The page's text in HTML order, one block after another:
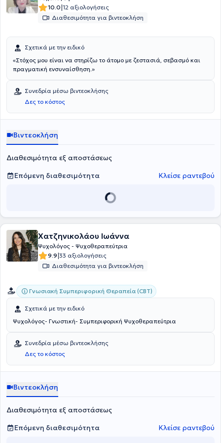
10.0|12 αξιολογήσεις
Διαθεσιμότητα για βιντεοκλήση
Σχετικά με την ειδικό
«Στόχος μου είναι να στηρίζω το άτομο με ζεστασιά, σεβασμό και
πραγματική ενσυναίσθηση.»
Συνεδρία μέσω βιντεοκλήσης
Δες το κόστος
Βιντεοκλήση
Διαθεσιμότητα εξ αποστάσεως
Επόμενη διαθεσιμότητα
Κλείσε ραντεβού
Χατζηνικολάου Ιωάννα
Ψυχολόγος - Ψυχοθεραπεύτρια
9.9|33 αξιολογήσεις
Διαθεσιμότητα για βιντεοκλήση
Γνωσιακή Συμπεριφορική Θεραπεία (CBT)
Σχετικά με την ειδικό
Ψυχολόγος- Γνωστική- Συμπεριφορική Ψυχοθεραπεύτρια
Συνεδρία μέσω βιντεοκλήσης
Δες το κόστος
Βιντεοκλήση
Διαθεσιμότητα εξ αποστάσεως
Επόμενη διαθεσιμότητα
Κλείσε ραντεβού